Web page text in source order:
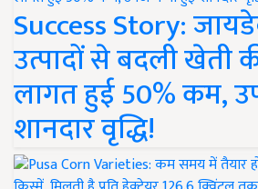
Success Story:
उत्पादों से बदली खेती
लागत हुई 50% कम,
शानदार वृद्धि!